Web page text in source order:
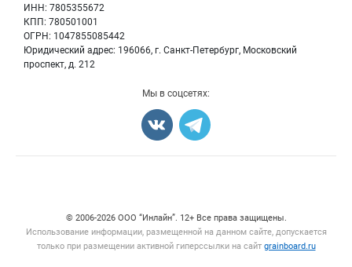
ИНН: 7805355672
КПП: 780501001
ОГРН: 1047855085442
Юридический адрес: 196066, г. Санкт-Петербург, Московский
проспект, д. 212
Мы в соцсетях:
© 2006‑2026 ООО “Инлайн”. 12+ Все права защищены.
Использование информации, размещенной на данном сайте, допускается
только при размещении активной гиперссылки на сайт grainboard.ru